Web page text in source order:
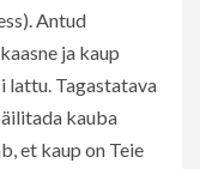
Antud
ja kaup
Tagastatava
kauba
et kaup on Teie